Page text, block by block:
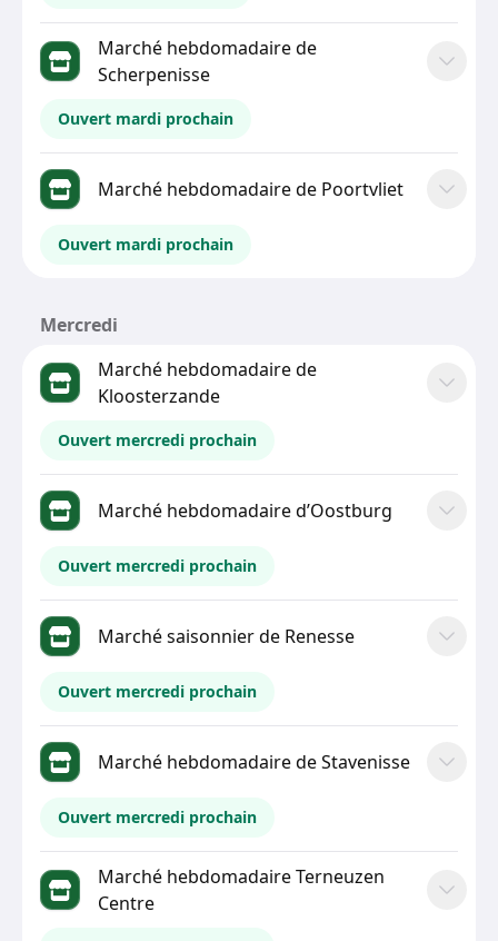
Marché hebdomadaire de
Scherpenisse
Ouvert mardi prochain
Marché hebdomadaire de Poortvliet
Ouvert mardi prochain
Mercredi
Marché hebdomadaire de
Kloosterzande
Ouvert mercredi prochain
Marché hebdomadaire d’Oostburg
Ouvert mercredi prochain
Marché saisonnier de Renesse
Ouvert mercredi prochain
Marché hebdomadaire de Stavenisse
Ouvert mercredi prochain
Marché hebdomadaire Terneuzen
Centre